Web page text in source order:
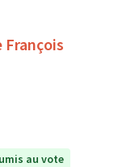
François
au vote